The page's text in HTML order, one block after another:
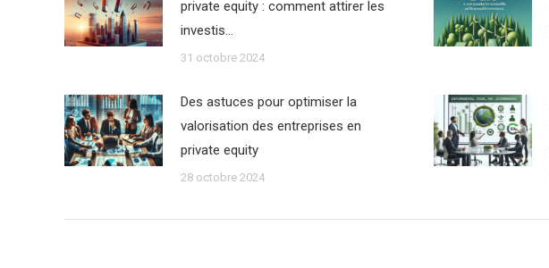
private equity : comment attirer les
investis…
31 octobre 2024
Des astuces pour optimiser la
valorisation des entreprises en
private equity
28 octobre 2024